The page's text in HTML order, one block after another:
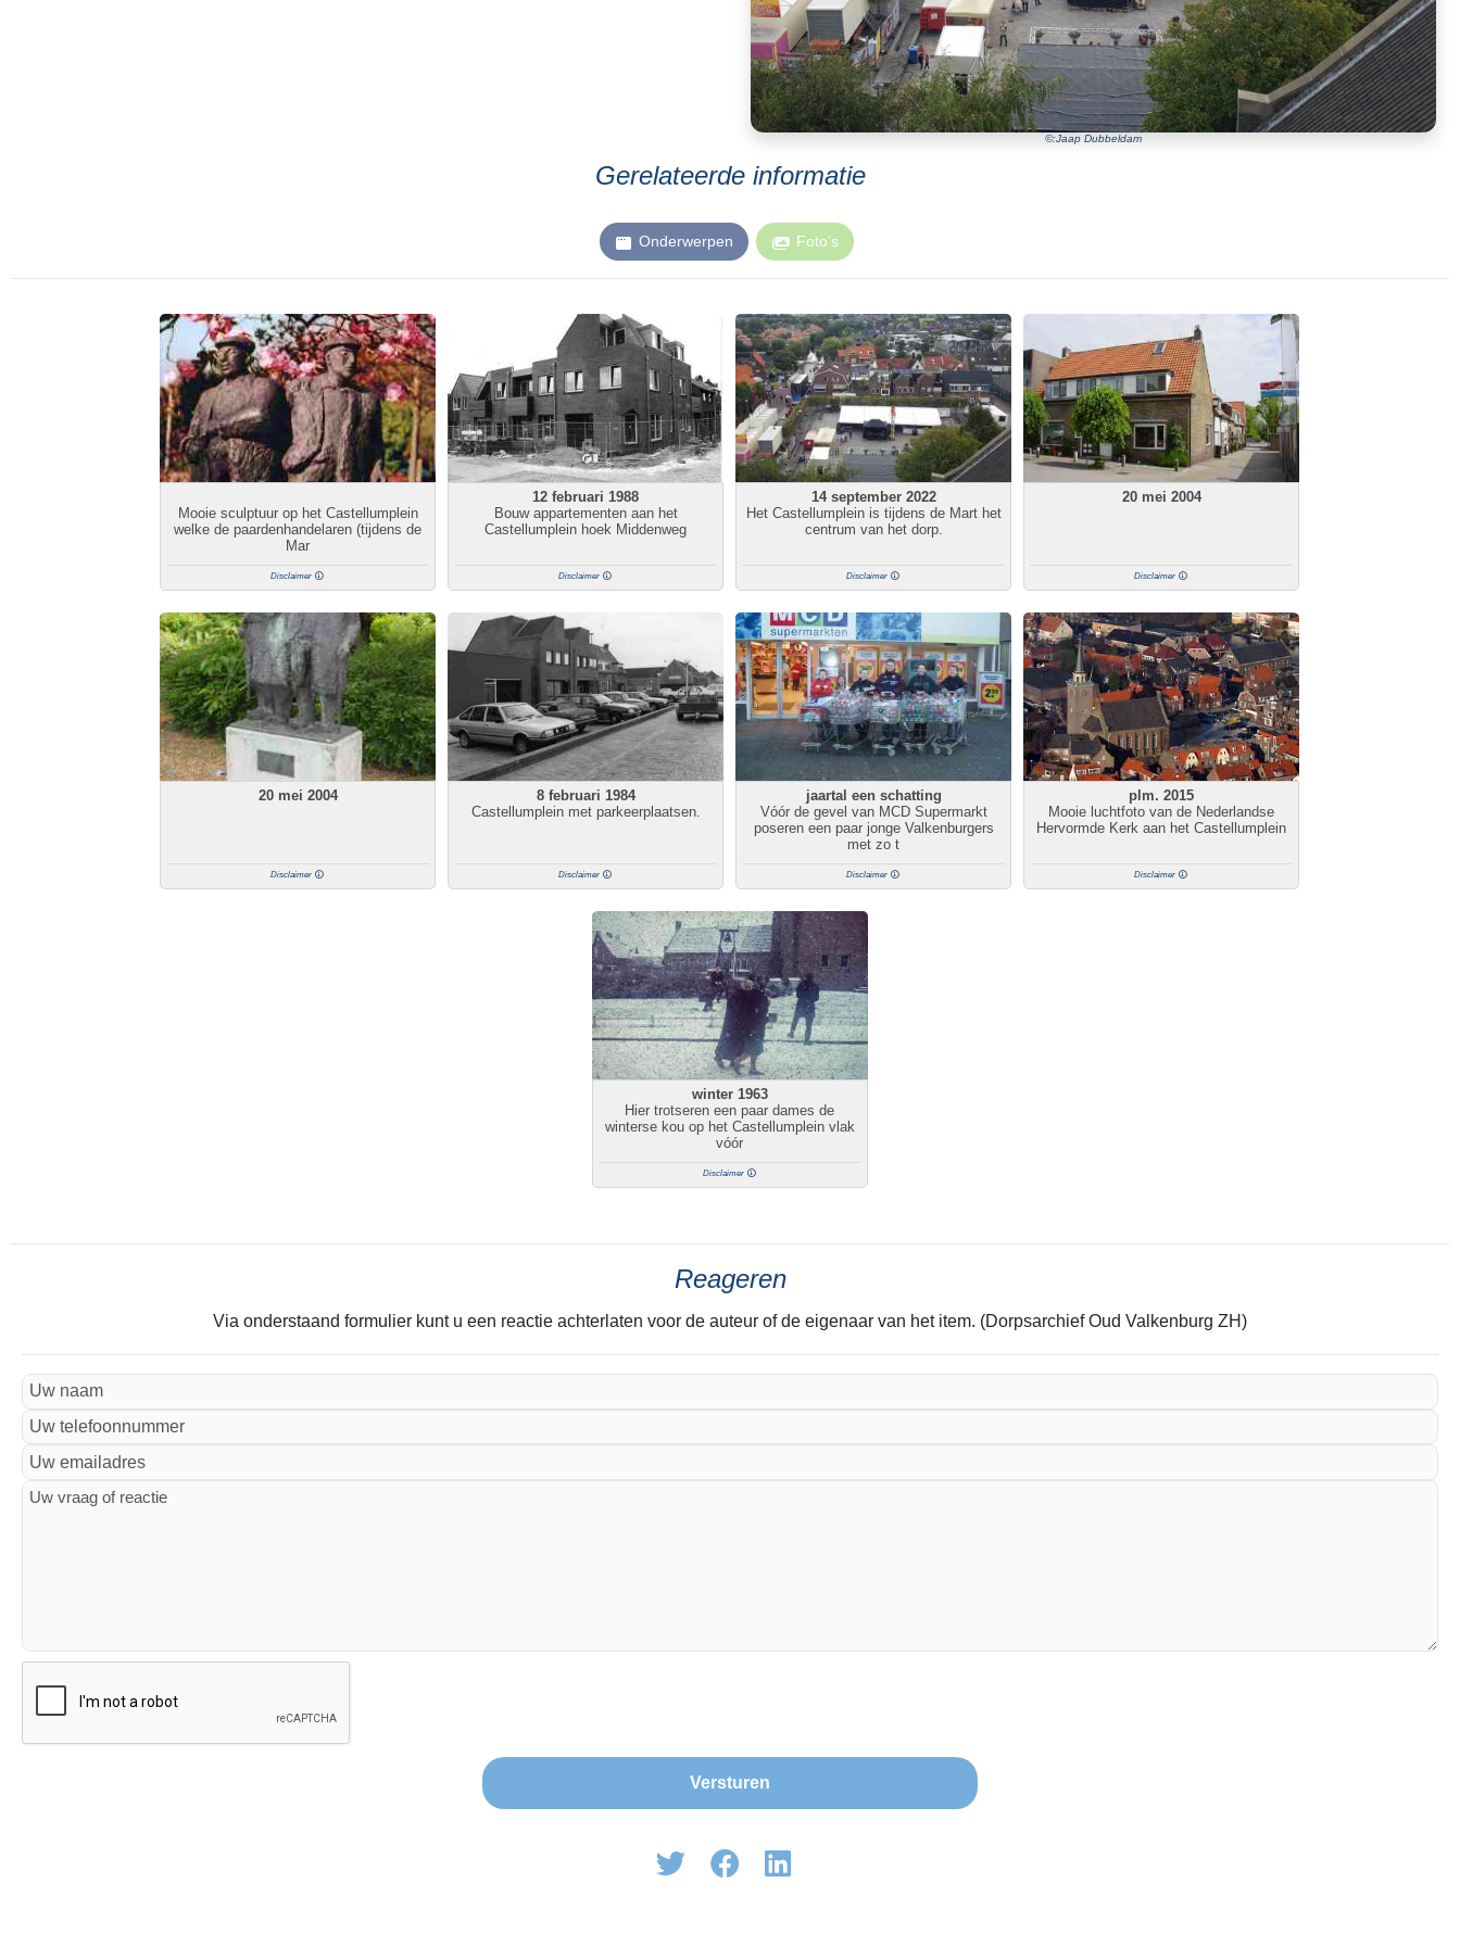
©:Jaap Dubbeldam
Gerelateerde informatie
Onderwerpen Foto’s
Mooie sculptuur op het Castellumplein
welke de paardenhandelaren (tijdens de
Mar
Disclaimer
12 februari 1988
Bouw appartementen aan het
Castellumplein hoek Middenweg
Disclaimer
14 september 2022
Het Castellumplein is tijdens de Mart het
centrum van het dorp.
Disclaimer
20 mei 2004
Disclaimer
20 mei 2004
Disclaimer
8 februari 1984
Castellumplein met parkeerplaatsen.
Disclaimer
jaartal een schatting
Vóór de gevel van MCD Supermarkt
poseren een paar jonge Valkenburgers
met zo t
Disclaimer
plm. 2015
Mooie luchtfoto van de Nederlandse
Hervormde Kerk aan het Castellumplein
Disclaimer
winter 1963
Hier trotseren een paar dames de
winterse kou op het Castellumplein vlak
vóór
Disclaimer
Reageren
Via onderstaand formulier kunt u een reactie achterlaten voor de auteur of de eigenaar van het item. (Dorpsarchief Oud Valkenburg ZH)